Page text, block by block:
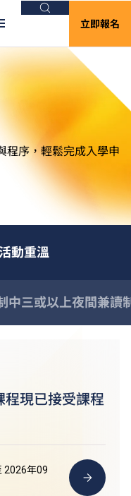
搜尋
立即報名
程序，輕鬆完成入學申
動重溫
中三或以上夜間兼讀
現已接受課程
2026年09